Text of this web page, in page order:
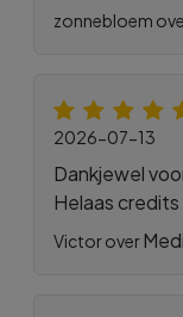
zonnebloem
2026-07-13
Dankjewel
Helaas credits
Victor over